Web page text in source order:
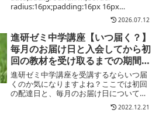
radius:16px;padding:16px 16px
12px;box-shadow:0 3px 14px rg...2026.07.12
進研ゼミ中学講座【いつ届く？】
毎月のお届け日と入会してから初
回の教材を受け取るまでの期間に
ついて
進研ゼミ中学講座を受講するならいつ届
くのか気になりますよね？ここでは初回
の配達日と、毎月のお届け日について詳
2022.12.21